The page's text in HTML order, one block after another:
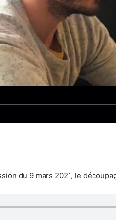
du 9 mars 2021, le